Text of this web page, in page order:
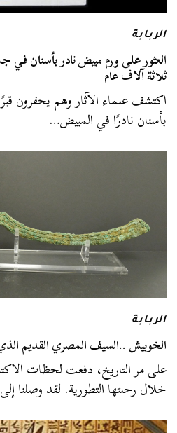
الربابة
العثور على ورم مبيض نادر بأسنان
ثلاثة آلاف عام
اكتشف علماء الآثار وهم يحفرون
بأسنان نادرًا في المبيض…
الربابة
الخوبيش ..السيف المصري القديم
على مر التاريخ، دفعت لحظات
خلال رحلتها التطورية. لقد وصلنا